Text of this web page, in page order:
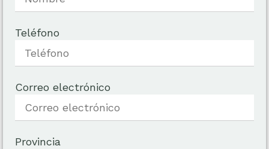
Teléfono
Correo electrónico
Provincia